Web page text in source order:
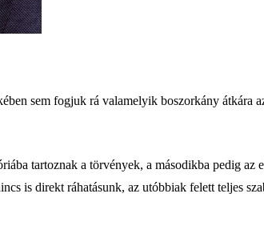
sem fogjuk rá valamelyik boszorkány átkára
tartoznak a törvények, a másodikba pedig az
is direkt ráhatásunk, az utóbbiak felett teljes